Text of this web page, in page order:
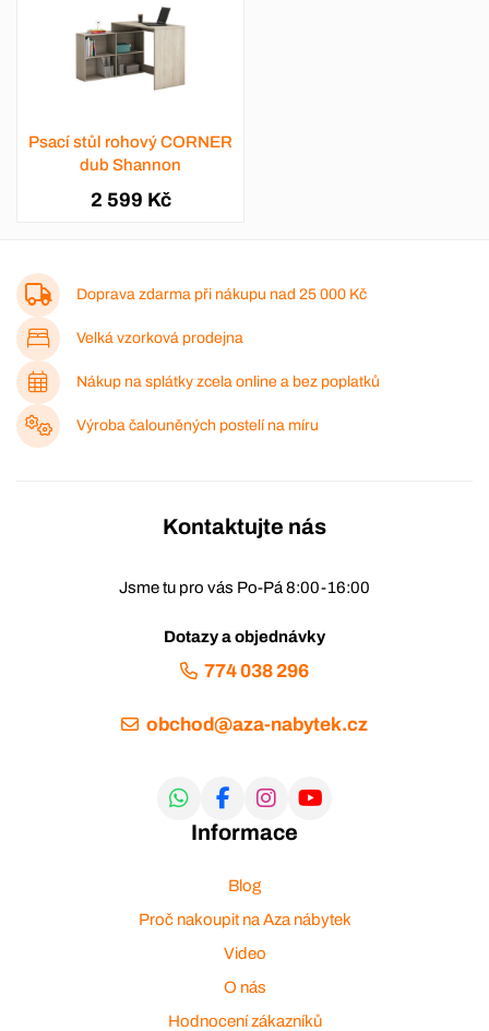
Psací stůl rohový CORNER
dub Shannon
2 599 Kč
Doprava zdarma při nákupu nad 25 000 Kč
Velká vzorková prodejna
Nákup na splátky zcela online a bez poplatků
Výroba čalouněných postelí na míru
Kontaktujte nás
Jsme tu pro vás Po-Pá 8:00-16:00
Dotazy a objednávky
774 038 296
obchod@aza-nabytek.cz
Informace
Blog
Proč nakoupit na Aza nábytek
Video
O nás
Hodnocení zákazníků